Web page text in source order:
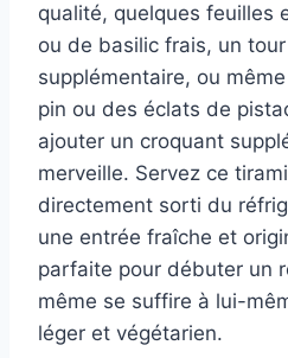
qualité, quelques feuilles
ou de basilic frais, un
supplémentaire, ou
pin ou des éclats de
ajouter un croquant
merveille. Servez ce
directement sorti du
une entrée fraîche et
parfaite pour débuter un
même se suffire à lui-
léger et végétarien.